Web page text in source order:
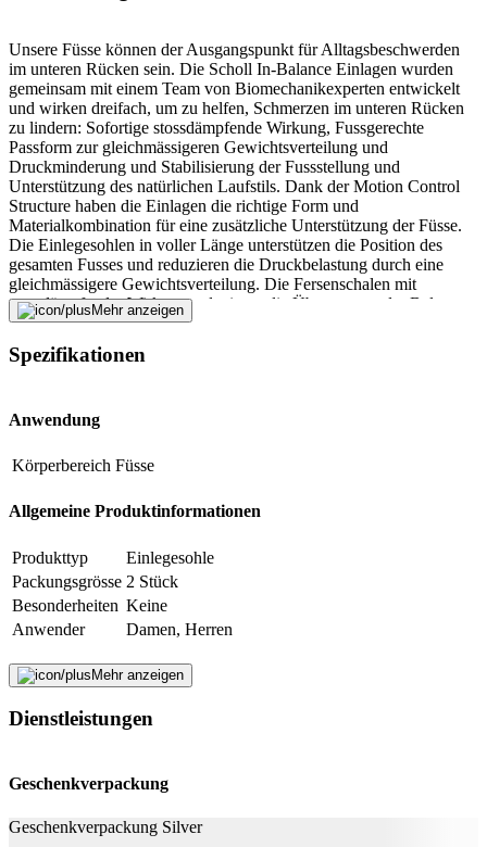
Unsere Füsse können der Ausgangspunkt für Alltagsbeschwerden
im unteren Rücken sein. Die Scholl In-Balance Einlagen wurden
gemeinsam mit einem Team von Biomechanikexperten entwickelt
und wirken dreifach, um zu helfen, Schmerzen im unteren Rücken
zu lindern: Sofortige stossdämpfende Wirkung, Fussgerechte
Passform zur gleichmässigeren Gewichtsverteilung und
Druckminderung und Stabilisierung der Fussstellung und
Unterstützung des natürlichen Laufstils. Dank der Motion Control
Structure haben die Einlagen die richtige Form und
Materialkombination für eine zusätzliche Unterstützung der Füsse.
Die Einlegesohlen in voller Länge unterstützen die Position des
gesamten Fusses und reduzieren die Druckbelastung durch eine
gleichmässigere Gewichtsverteilung. Die Fersenschalen mit
stossdämpfender Wirkung reduzieren die Übertragung der Belastung
auf den unteren Rücken. Klinisch bestätigte Druckentlastung.
Fehler melden
E-Mail-Adresse (optional)
Falsche Daten melden
Mehr anzeigen
Spezifikationen
Anwendung
Körperbereich Füsse
Allgemeine Produktinformationen
Produkttyp
Einlegesohle
Packungsgrösse 2 Stück
Besonderheiten Keine
Anwender
Damen, Herren
Nachhaltigkeit
Nachhaltigkeit
Nicht angegeben
Eigenschaften
Dermatologisch getestet Ja
Mehr anzeigen
Dienstleistungen
Geschenkverpackung
Geschenkverpackung Silver